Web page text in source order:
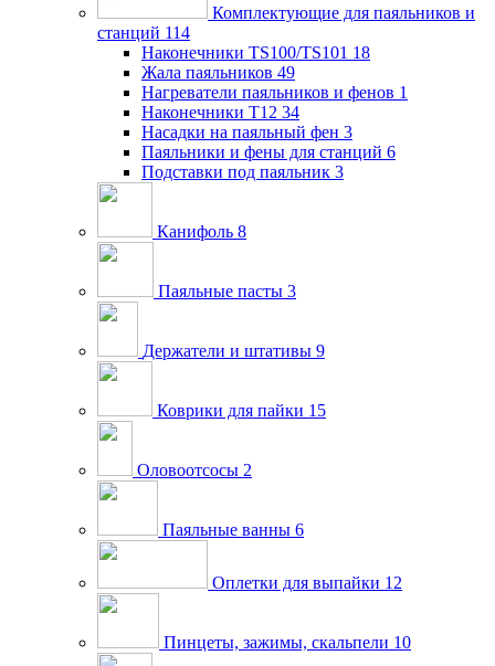
Комплектующие для паяльников и
станций 114
Наконечники TS100/TS101 18
Жала паяльников 49
Нагреватели паяльников и фенов 1
Наконечники T12 34
Насадки на паяльный фен 3
Паяльники и фены для станций 6
Подставки под паяльник 3
Канифоль 8
Паяльные пасты 3
Держатели и штативы 9
Коврики для пайки 15
Оловоотсосы 2
Паяльные ванны 6
Оплетки для выпайки 12
Пинцеты, зажимы, скальпели 10